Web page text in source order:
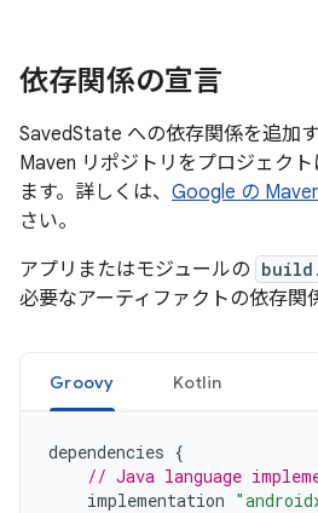
依存関係の宣言
SavedState への依存関係を追加
Maven リポジトリをプロジェク
ます。詳しくは、 Google の
さい。
アプリまたはモジュールの
必要なアーティファクトの依存関
Groovy Kotlin
dependencies {
// Java language
implementation